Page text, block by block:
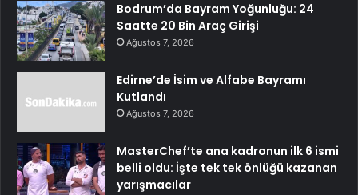
Bodrum’da Bayram Yoğunluğu: 24
Saatte 20 Bin Araç Girişi
Ağustos 7, 2026
Edirne’de İsim ve Alfabe Bayramı
Kutlandı
Ağustos 7, 2026
MasterChef’te ana kadronun ilk 6 ismi
belli oldu: İşte tek tek önlüğü kazanan
yarışmacılar